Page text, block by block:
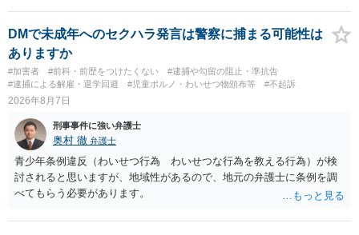
いた場合、故意だと判定されやすいのでしょうか？ お伺いする限り、
故意があると判断されることは無いかと思います。 ②逮捕、呼び出し
の可能性 この行為により、痴漢やその他の犯罪を犯したとして、逮
捕、呼び出しされる可能性はどれほどでしょうか？ 誤って当たってし
まっただけであり、さらにその場で女性等のアクションが無かったこ
とからすると、この後に呼び出される可能性は極めて低いと思いま
能性があると考えれば良いのでしょうか？ 逮捕や呼び出しの可能性は
極めて低いと思います。 連絡が来ることはないでしょう。
DMで未成年へのセクハラ発言は警察に捕まる可能性は
ありますか
#加害者 #前科・前歴をつけたくない
#逮捕や勾留の阻止・準抗告
#逮捕による解雇・退学回避
#児童ポルノ・わいせつ物頒布等 #不起訴
2026年8月7日
刑事事件に強い弁護士
奥村 徹 弁護士
青少年条例違反（わいせつ行為 わいせつな行為を教える行為）が検
討されると思いますが、地域性があるので、地元の弁護士に条例を調
べてもらう必要があります。